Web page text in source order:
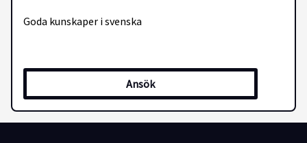
Goda kunskaper i svenska
Om Arena Personal
Arena Personal är experter på rekrytering och
bemanning och är en av de mest erfarna aktörerna på
Ansök